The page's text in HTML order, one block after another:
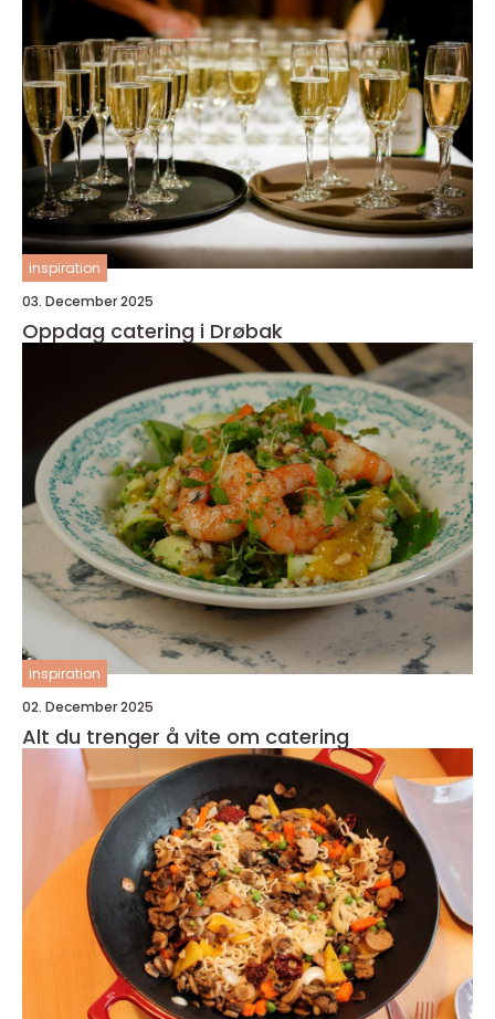
inspiration
03. December 2025
Oppdag catering i Drøbak
inspiration
02. December 2025
Alt du trenger å vite om catering